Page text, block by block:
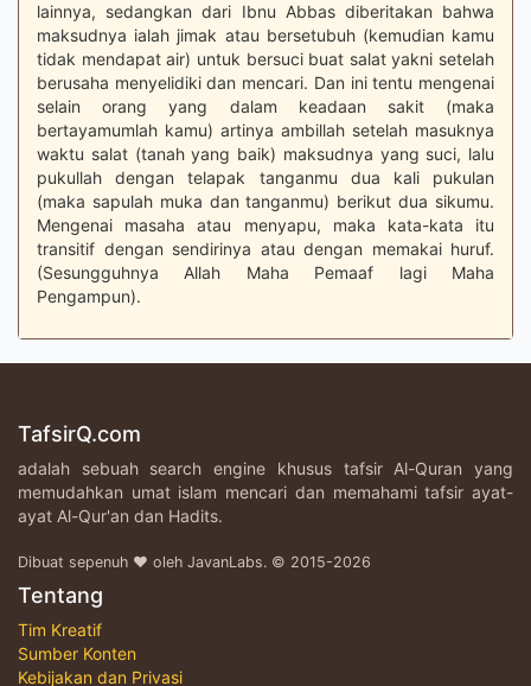
lainnya, sedangkan dari Ibnu Abbas diberitakan bahwa
maksudnya ialah jimak atau bersetubuh (kemudian kamu
tidak mendapat air) untuk bersuci buat salat yakni setelah
berusaha menyelidiki dan mencari. Dan ini tentu mengenai
selain orang yang dalam keadaan sakit (maka
bertayamumlah kamu) artinya ambillah setelah masuknya
waktu salat (tanah yang baik) maksudnya yang suci, lalu
pukullah dengan telapak tanganmu dua kali pukulan
(maka sapulah muka dan tanganmu) berikut dua sikumu.
Mengenai masaha atau menyapu, maka kata-kata itu
transitif dengan sendirinya atau dengan memakai huruf.
(Sesungguhnya Allah Maha Pemaaf lagi Maha
Pengampun).
TafsirQ.com
adalah sebuah search engine khusus tafsir Al-Quran yang
memudahkan umat islam mencari dan memahami tafsir ayat-
ayat Al-Qur'an dan Hadits.
Dibuat sepenuh ♥ oleh JavanLabs. © 2015-2026
Tentang
Tim Kreatif
Sumber Konten
Kebijakan dan Privasi